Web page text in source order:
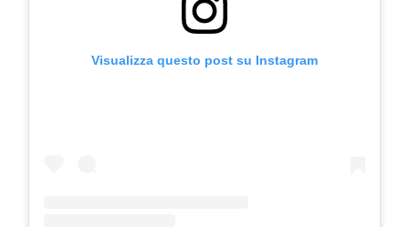
Visualizza questo post su Instagram